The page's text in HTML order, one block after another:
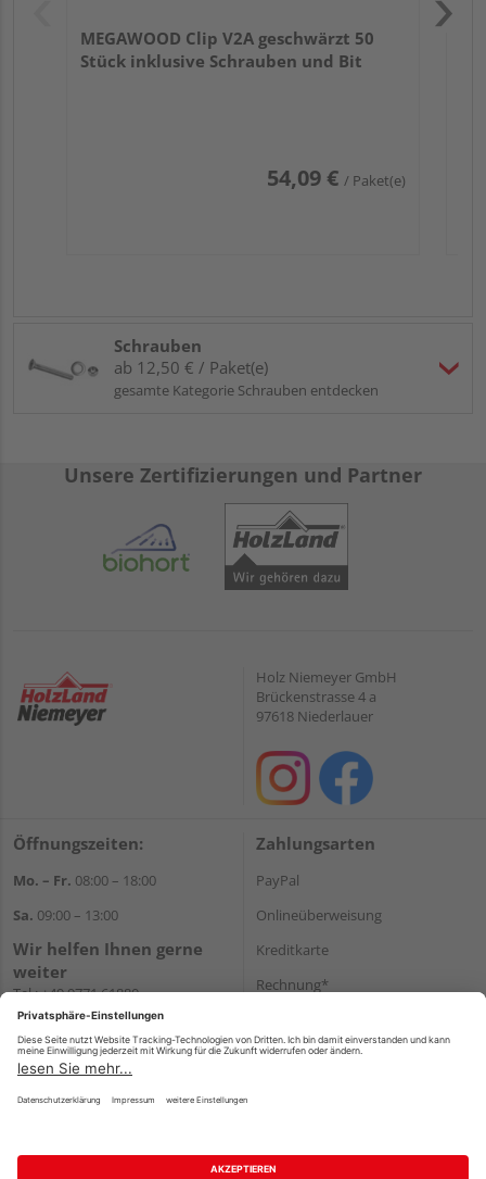
MEGAWOOD Clip V2A geschwärzt 50
Stück inklusive Schrauben und Bit
54,09 € / Paket(e)
Schrauben
ab 12,50 € / Paket(e)
gesamte Kategorie Schrauben entdecken
Unsere Zertifizierungen und Partner
Holz Niemeyer GmbH
Brückenstrasse 4 a
97618 Niederlauer
Öffnungszeiten:
Mo. – Fr. 08:00 – 18:00
Sa. 09:00 – 13:00
Wir helfen Ihnen gerne
weiter
Tel.:+49 9771 61880
E-Mail:info@holzland-
niemeyer.de
Zahlungsarten
PayPal
Onlineüberweisung
Kreditkarte
Rechnung*
Versand
Impressum AGB Widerruf Datenschutz